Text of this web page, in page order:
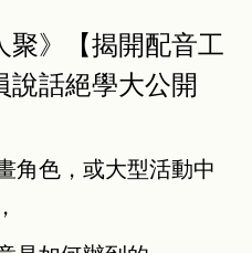
聚》【揭開配音工
說話絕學大公開
角色，或大型活動中